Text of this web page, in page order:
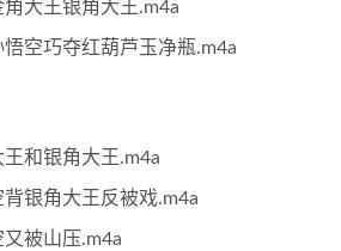
大王银角大王.m4a
空巧夺红葫芦玉净瓶.m4a
和银角大王.m4a
银角大王反被戏.m4a
被山压.m4a